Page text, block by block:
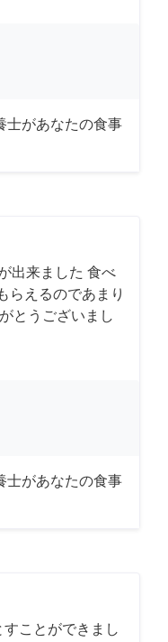
があなたの食事
出来ました 食べ
らえるのであまり
とうございまし
があなたの食事
ことができまし